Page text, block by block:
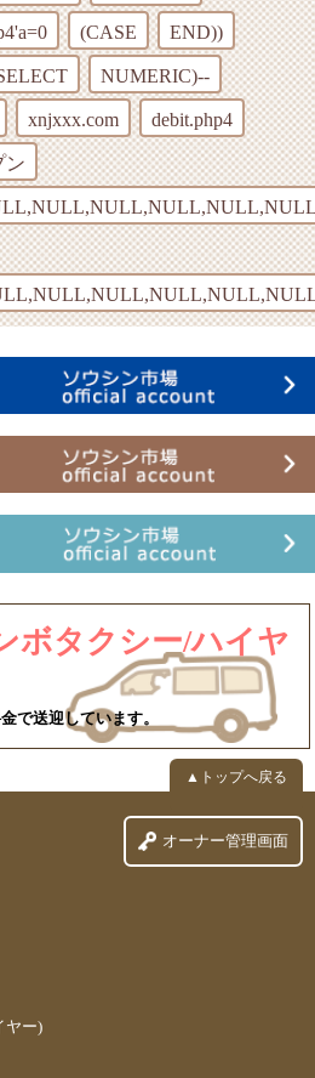
(CASE END))
NUMERIC)--
xnjxxx.com debit.php4
ン
ボタクシー/ハイヤ
送迎しています。
▲トップへ戻る
ヤー)
オーナー管理画面